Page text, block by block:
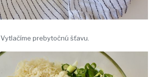
Vytlačíme prebytočnú šťavu.